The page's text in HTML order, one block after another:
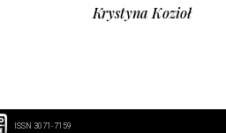
Krystyna Kozioł
ISSN 3071-7159